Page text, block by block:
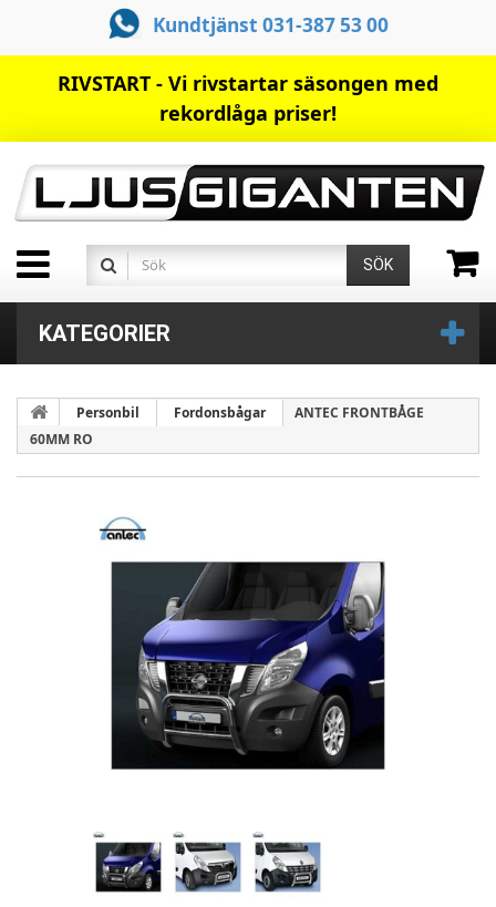
Kundtjänst 031-387 53 00
RIVSTART - Vi rivstartar säsongen med
rekordlåga priser!
SÖK
KATEGORIER
Personbil Fordonsbågar
ANTEC FRONTBÅGE
60MM RO